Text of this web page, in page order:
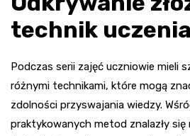
technik
Podczas serii zajęć uczniowie mieli
różnymi technikami, które mogą
zdolności przyswajania wiedzy.
praktykowanych metod znalazły się